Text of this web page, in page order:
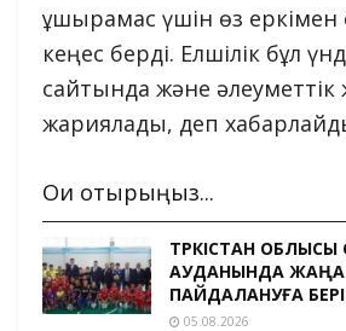
ұшырамас үшін өз еркімен
кеңес берді. Елшілік бұл
сайтында және әлеуметтік
жариялады, деп
Оқи отырыңыз...
ТҮРКІСТАН ОБЛЫСЫ
АУДАНЫНДА ЖАҢА
ПАЙДАЛАНУҒА
05.08.2026